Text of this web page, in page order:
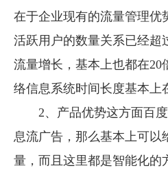
在于企业现有的流量管理优
活跃用户的数量关系已经超
流量增长，基本上也都在20
络信息系统时间长度基本上
2、产品优势这方面百度
息流广告，那么基本上可以
量，而且这里都是智能化的